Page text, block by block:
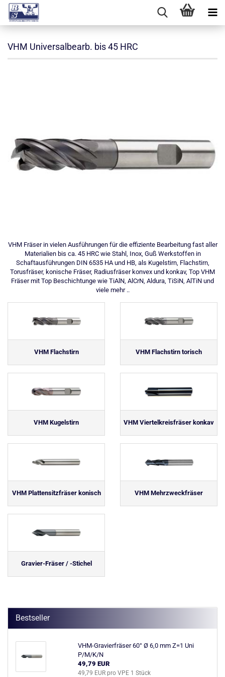
VHM Universalbearb. bis 45 HRC
VHM Fräser in vielen Ausführungen für die effiziente Bearbeitung fast aller
Materialien bis ca. 45 HRC wie Stahl, Inox, Guß Werkstoffen in
Schaftausführungen DIN 6535 HA und HB, als Kugelstirn, Flachstirn,
Torusfräser, konische Fräser, Radiusfräser konvex und konkav, Top VHM
Fräser mit Top Beschichtunge wie TiAlN, AlCrN, Aldura, TiSiN, AlTiN und
viele mehr ..
VHM Flachstirn VHM Flachstirn torisch
VHM Kugelstirn VHM Viertelkreisfräser konkav
VHM Plattensitzfräser konisch VHM Mehrzweckfräser
Gravier-Fräser / -Stichel
Bestseller
VHM-Gravierfräser 60° Ø 6,0 mm Z=1 Uni
P/M/K/N
49,79 EUR
49,79 EUR pro VPE 1 Stück